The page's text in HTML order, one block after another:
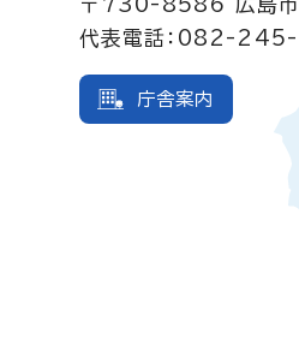
〒730-8586
広島
代表電話：082-
庁舎案内